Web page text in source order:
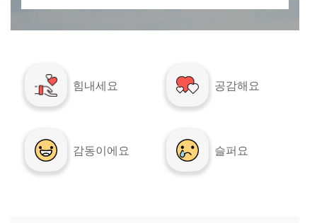
힘내세요 공감해요
감동이에요 슬퍼요